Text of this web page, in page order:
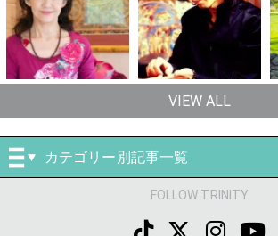
VIEW ALL
カテゴリー別記事一覧
FOLLOW TRINITY